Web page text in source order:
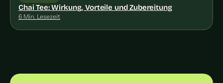
Chai Tee: Wirkung, Vorteile und Zubereitung
6 Min. Lesezeit